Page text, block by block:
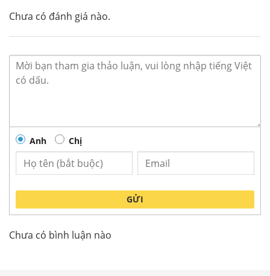
Thông số kỹ thuât máy lọc nước RO
– Hãng sản xuất:ALASKA
– Mã sản phẩm: A9RO
– Loạimáylọcnước RO
– Kích thước (DxRxC): 420x338x960 mm
– Kích thước bình áp: 300x300x350 mm
– Công suất lọc: 10L/h
– Bình áp: 12 ~ 15L/h
– Nguồn điện: 220 – 240V/50Hz
Chưa có đánh giá nào.
Anh Chị
GỬI
Chưa có bình luận nào